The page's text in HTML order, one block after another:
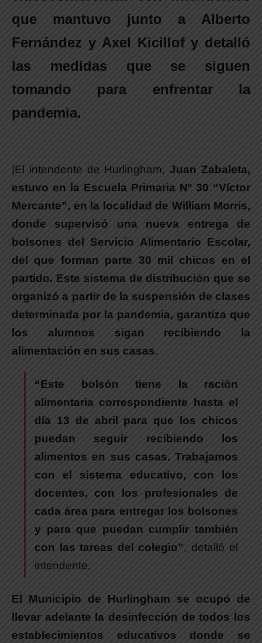
que mantuvo junto a Alberto
Fernández y Axel Kicillof y detalló
las medidas que se siguen
tomando para enfrentar la
pandemia.
|El intendente de Hurlingham, Juan Zabaleta,
estuvo en la Escuela Primaria Nº 30 “Víctor
Mercante”, en la localidad de William Morris,
donde supervisó una nueva entrega de
bolsones del Servicio Alimentario Escolar,
del que forman parte 30 mil chicos en el
partido. Este sistema de distribución que se
organizó a partir de la suspensión de clases
determinada por la pandemia, garantiza que
los alumnos sigan recibiendo la
alimentación en sus casas.
“Este bolsón tiene la ración
alimentaria correspondiente hasta el
día 13 de abril para que los chicos
puedan seguir recibiendo los
alimentos en sus casas. Trabajamos
con el sistema educativo, con los
docentes, con los profesionales de
cada área para entregar los bolsones
y para que puedan cumplir también
con las tareas del colegio”, detalló el
intendente.
El Municipio de Hurlingham se ocupó de
llevar adelante la desinfección de todos los
establecimientos educativos donde se